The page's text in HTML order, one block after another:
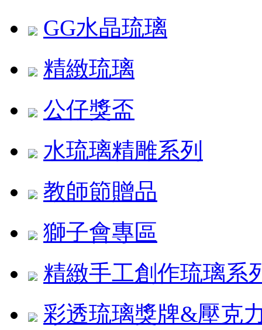
GG水晶琉璃
精緻琉璃
公仔獎盃
水琉璃精雕系列
教師節贈品
獅子會專區
精緻手工創作琉璃系
彩透琉璃獎牌&壓克